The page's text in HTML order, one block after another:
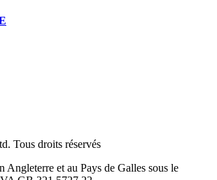
Tous droits réservés
Angleterre et au Pays de Galles sous le